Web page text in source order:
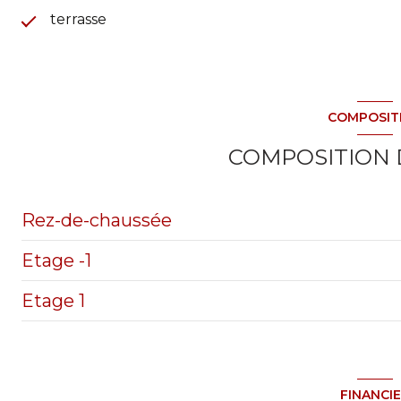
terrasse
COMPOSITION
Rez-de-chaussée
entrée
Cuisine aménagée et équipée
Etage -1
sous-sol partiel
Etage 1